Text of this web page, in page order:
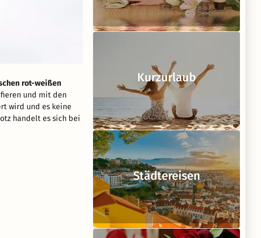
rot-weißen
und mit den
wird und es keine
handelt es sich bei
Kurzurlaub
Städtereisen